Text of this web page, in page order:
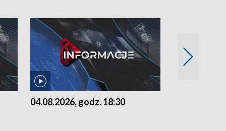
04.08.2026, godz. 18:30